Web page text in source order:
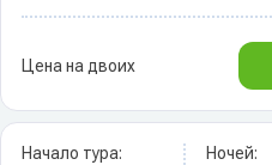
Цена на двоих
Начало тура: Ночей: